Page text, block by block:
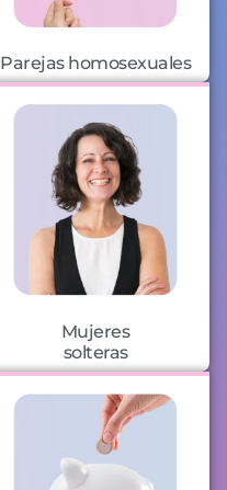
Parejas homosexuales
Mujeres
solteras